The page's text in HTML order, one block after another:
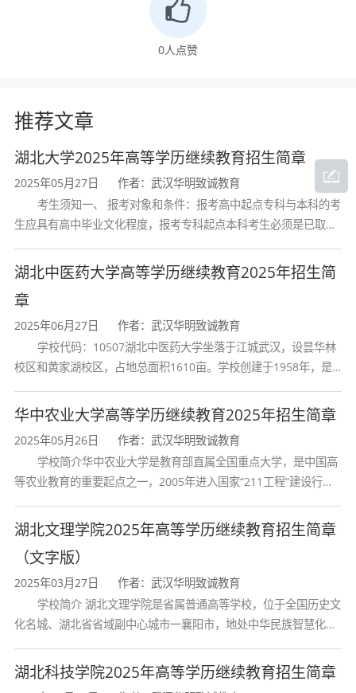
毕业生应具备以下核心素养：
律；
本方法，能够理解和执行国家及地方政策；
行政法律素养
：掌握行政法与行政诉讼法的基
础知识，具备依法行政和依法办事的能力；
组织协调能力：具有沟通协调、组织管理、团
队协作的能力，适应机关企事业单位管理岗位需
求；
公文写作能力：掌握公文写作与文书处理的基
本规范，能够胜任办公室文秘、材料撰写等工
作；
运行、政府经济学、公共部门人力资源管理等方
面的专业知识。
本专业课程体系涵盖管理学基础、公共管理核
心、行政管理专业和拓展应用等多个模块，注重
理论知识与实践技能的结合，培养具有完整知识
课程类别
0人点赞
推荐文章
湖北大学2025年高等学历继续教育招生简章
2025年05月27日
作者：武汉华明致诚教育
考生须知一、 报考对象和条件：报考高中起点专科与本科的考
生应具有高中毕业文化程度，报考专科起点本科考生必须是已取得
构颁发的大学专科毕业证书的人
湖北中医药大学高等学历继续教育2025年招生简
章
2025年06月27日
作者：武汉华明致诚教育
学校代码：10507湖北中医药大学坐落于江城武汉，设昙华林
校区和黄家湖校区，占地总面积1610亩。学校创建于1958年，是
育和最早开办中医研究
华中农业大学高等学历继续教育2025年招生简章
2025年05月26日
作者：武汉华明致诚教育
学校简介华中农业大学是教育部直属全国重点大学，是中国高
等农业教育的重要起点之一，2005年进入国家“211工程”建设行
首轮“双一流”成效
湖北文理学院2025年高等学历继续教育招生简章
（文字版）
2025年03月27日
作者：武汉华明致诚教育
学校简介 湖北文理学院是省属普通高等学校，位于全国历史文
化名城、湖北省省域副中心城市一襄阳市，地处中华民族智慧化身
学校、全国普通
湖北科技学院2025年高等学历继续教育招生简章